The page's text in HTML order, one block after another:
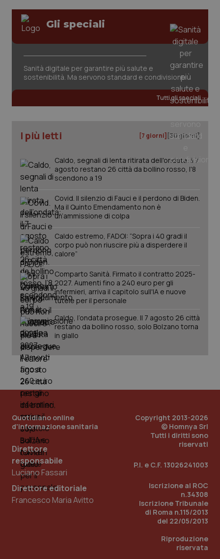
Gli speciali
Sanità digitale per garantire più salute e
sostenibilità. Ma servono standard e condivisione
Tutti gli speciali
I più letti [7 giorni] [30 giorni]
Caldo, segnali di lenta ritirata dell'ondata: il 7
agosto restano 26 città da bollino rosso, l'8
scendono a 19
Covid. Il silenzio di Fauci e il perdono di Biden.
Ma il Quinto Emendamento non è
un’ammissione di colpa
Caldo estremo, FADOI: “Sopra i 40 gradi il
corpo può non riuscire più a disperdere il
calore”
Comparto Sanità. Firmato il contratto 2025-
2027. Aumenti fino a 240 euro per gli
infermieri, arriva il capitolo sull'IA e nuove
tutele per il personale
Caldo, l’ondata prosegue. Il 7 agosto 26 città
restano da bollino rosso, solo Bolzano torna
in giallo
Quotidiano online
d'informazione sanitaria
Direttore
responsabile
Luciano Fassari
Direttore editoriale
Francesco Maria Avitto
Copyright 2013-2026
© Homnya Srl
Tutti i diritti sono
riservati
P.I. e C.F. 13026241003
Iscrizione al ROC
n.34308
Iscrizione Tribunale
di Roma n.115/2013
del 22/05/2013
Riproduzione
riservata
_ga
.quotidianosanita.it
PHPSESSID
PHP.net
www.quotidianosanita.it
mese